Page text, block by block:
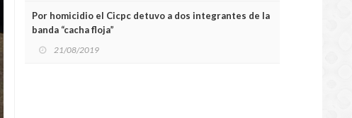
Por homicidio el Cicpc detuvo a dos integrantes de la
banda “cacha floja”
21/08/2019